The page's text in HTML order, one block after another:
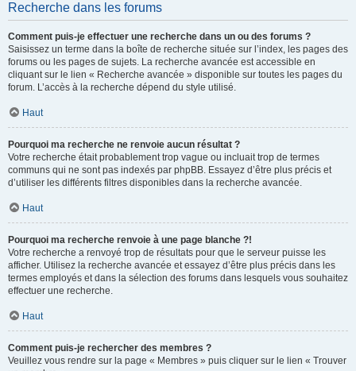
Recherche dans les forums
Comment puis-je effectuer une recherche dans un ou des forums ?
Saisissez un terme dans la boîte de recherche située sur l’index, les pages des
forums ou les pages de sujets. La recherche avancée est accessible en
cliquant sur le lien « Recherche avancée » disponible sur toutes les pages du
forum. L’accès à la recherche dépend du style utilisé.
Haut
Pourquoi ma recherche ne renvoie aucun résultat ?
Votre recherche était probablement trop vague ou incluait trop de termes
communs qui ne sont pas indexés par phpBB. Essayez d’être plus précis et
d’utiliser les différents filtres disponibles dans la recherche avancée.
Haut
Pourquoi ma recherche renvoie à une page blanche ?!
Votre recherche a renvoyé trop de résultats pour que le serveur puisse les
afficher. Utilisez la recherche avancée et essayez d’être plus précis dans les
termes employés et dans la sélection des forums dans lesquels vous souhaitez
effectuer une recherche.
Haut
Comment puis-je rechercher des membres ?
Veuillez vous rendre sur la page « Membres » puis cliquer sur le lien « Trouver